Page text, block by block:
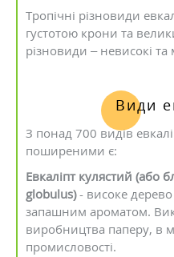
Тропічні різновиди
густотою крони та
різновиди – невисокі та
Види
З понад 700 видів
поширеними є:
Евкаліпт кулястий (або
globulus)- високе
запашним ароматом.
виробництва паперу, в
промисловості.